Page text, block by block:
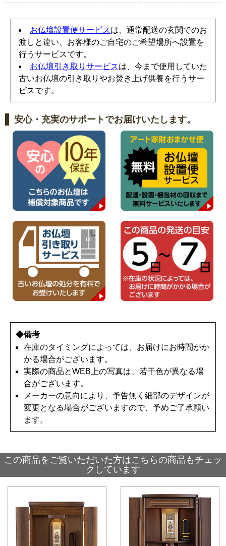
お仏壇設置便サービスは、通常配送の玄関でのお
渡しと違い、お客様のご自宅のご希望場所へ設置を
行うサービスです。
お仏壇引き取りサービスは、今まで使用していた
古いお仏壇の引き取りやお焚き上げ供養を行うサー
ビスです。
安心・充実のサポートでお届けいたします。
◆備考
在庫のタイミングによっては、お届けにお時間がか
かる場合がございます。
実際の商品とWEB上の写真は、若干色が異なる場
合がございます。
メーカーの意向により、予告無く細部のデザインが
変更となる場合がございますので、予めご了承願い
ます。
この商品をご覧いただいた方はこちらの商品もチェッ
クしています